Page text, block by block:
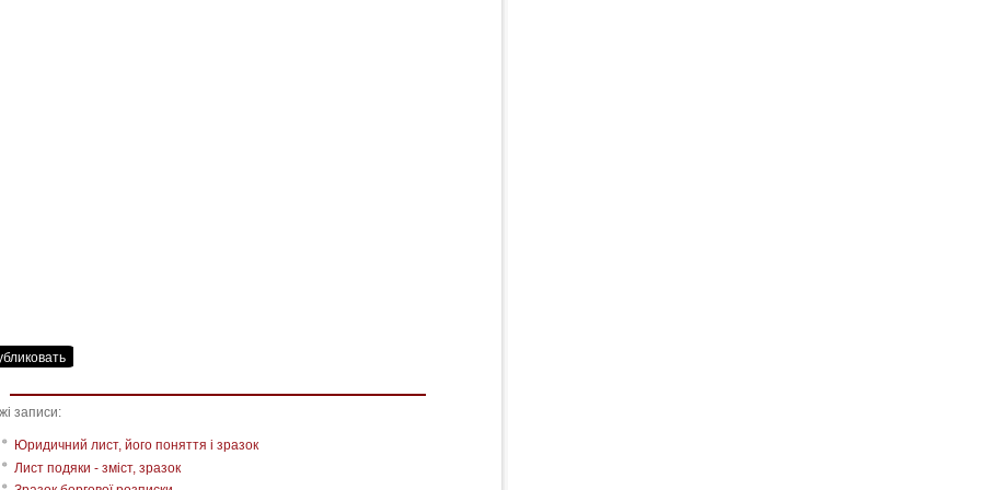
записи:
Юридичний лист, його поняття і зразок
Лист подяки - зміст, зразок